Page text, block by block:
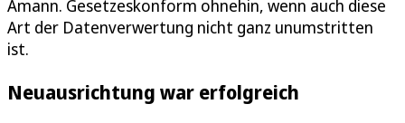
Amann. Gesetzeskonform ohnehin, wenn auch diese
Art der Datenverwertung nicht ganz unumstritten
ist.
Neuausrichtung war erfolgreich